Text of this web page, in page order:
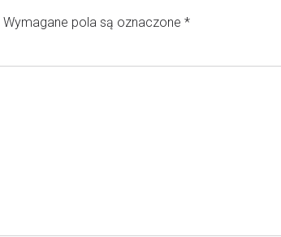
Wymagane pola są oznaczone *